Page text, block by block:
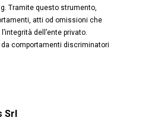
Tramite questo strumento,
atti od omissioni che
dell’ente privato.
da comportamenti discriminatori
Srl